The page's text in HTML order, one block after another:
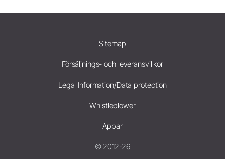
Sitemap
Försäljnings- och leveransvillkor
Legal Information/Data protection
Whistleblower
Appar
© 2012-26